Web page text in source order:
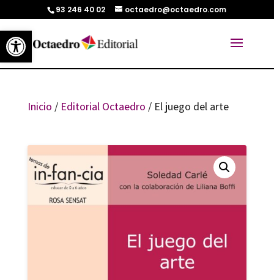
Abrir barra de herramientas
93 246 40 02 octaedro@octaedro.com
Inicio / Editorial Octaedro / El juego del arte